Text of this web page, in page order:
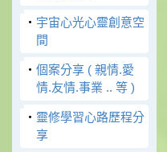
‧ 宇宙心光心靈創意空
間
‧ 個案分享 ( 親情.愛
情.友情.事業 .. 等 )
‧ 靈修學習心路歷程分
享